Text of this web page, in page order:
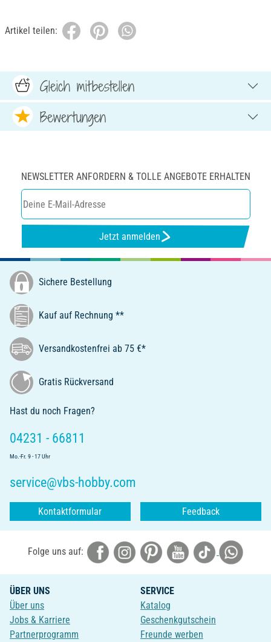
Artikel teilen:
Gleich mitbestellen
Bewertungen
NEWSLETTER ANFORDERN & TOLLE ANGEBOTE ERHALTEN
Jetzt anmelden
Sichere Bestellung
Kauf auf Rechnung **
Versandkostenfrei ab 75 €*
Gratis Rückversand
Hast du noch Fragen?
04231 - 66811
Mo.-Fr. 9 - 17 Uhr
service@vbs-hobby.com
Kontaktformular Feedback
Folge uns auf:
ÜBER UNS
Über uns
Jobs & Karriere
Partnerprogramm
SERVICE
Katalog
Geschenkgutschein
Freunde werben